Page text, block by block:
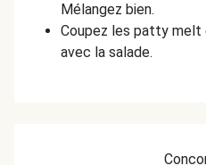
Mélangez bien.
Coupez les patty melt
avec la salade.